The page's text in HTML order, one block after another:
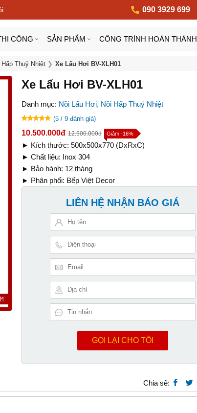
090 3929 699
CÔNG SẢN PHẨM CÔNG TRÌNH HOÀN THÀNH
Thuỷ Nhiệt Xe Lẩu Hơi BV-XLH01
Xe Lẩu Hơi BV-XLH01
Danh mục: Nồi Lẩu Hơi, Nồi Hấp Thuỷ Nhiệt
(5 / 9 đánh giá)
10.500.000đ 12.500.000đ Giảm -16%
► Kích thước: 500x500x770 (DxRxC)
► Chất liệu: Inox 304
► Bảo hành: 12 tháng
► Phân phối: Bếp Việt Decor
LIÊN HỆ NHẬN BÁO GIÁ
GỌI LẠI CHO TÔI
Chia sẽ: